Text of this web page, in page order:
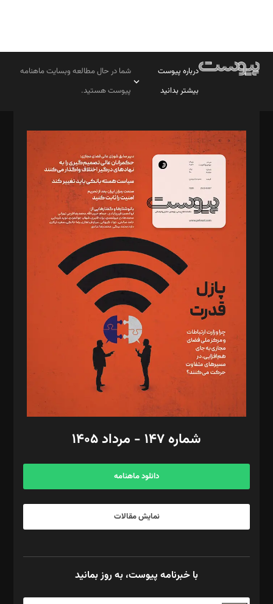
درباره پیوست
بیشتر بدانید
شما در حال مطالعه وبسایت ماهنامه
پیوست هستید.
مدیر مسئول: محمدباقر اثنی‌عشری
سردبیر: مهرک محمودی
دبیر تحریریه: میثم قاسمی
د‌بیر ناداستان: سمانه سمیع
د‌بیر خدمت و تجارت: ابوالفضل رجبی
د‌بیر حقوق فناوری: حسام‌الدین ایپکچی
د‌بیر پیوست جهان: مینا پاکدل
د‌بیر تحریریه آنلاین: بابک نقاش
تحریریه‌: مجتبی محمود‌ی، آرش برهمند، یسنا امان‌پور، سروش کرمیان،
مصطفی مسجدی آرانی، ابوالفضل رجبی، زهرا فکرانه، فائزه فتحی
رستمی،مصطفی باستان
ویرایش: نگار استاد‌‌آقا
طراح یونیفرم: مجید توکلی
فیلمبرداری و عکاسی: امیر شفیعی، مانی لطفی زاده
گرافیک و صفحه‌آرایی: سید‌سبحان‌علی ثابت
مد‌یر توسعه تجاری: کامبیز برید‌
امور مالی: شاپور رهبری، محمد‌ کاظمی‌نیا
آگهی و مشترکین: ۰۹۱۹۹۹۹۰۴۵۴
شماره ۱۴۷ - مرداد ۱۴۰۵
دانلود ماهنامه
نمایش مقالات
با خبرنامه پیوست، به روز بمانید